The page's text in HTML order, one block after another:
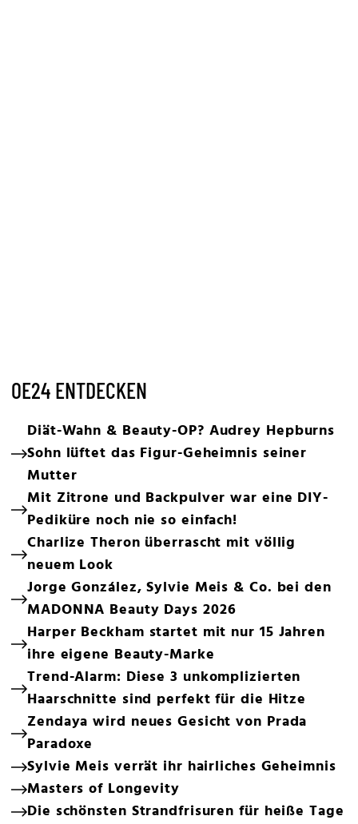
OE24 ENTDECKEN
Diät-Wahn & Beauty-OP? Audrey Hepburns
Sohn lüftet das Figur-Geheimnis seiner
Mutter
Mit Zitrone und Backpulver war eine DIY-
Pediküre noch nie so einfach!
Charlize Theron überrascht mit völlig
neuem Look
Jorge González, Sylvie Meis & Co. bei den
MADONNA Beauty Days 2026
Harper Beckham startet mit nur 15 Jahren
ihre eigene Beauty-Marke
Trend-Alarm: Diese 3 unkomplizierten
Haarschnitte sind perfekt für die Hitze
Zendaya wird neues Gesicht von Prada
Paradoxe
Sylvie Meis verrät ihr hairliches Geheimnis
Masters of Longevity
Die schönsten Strandfrisuren für heiße Tage